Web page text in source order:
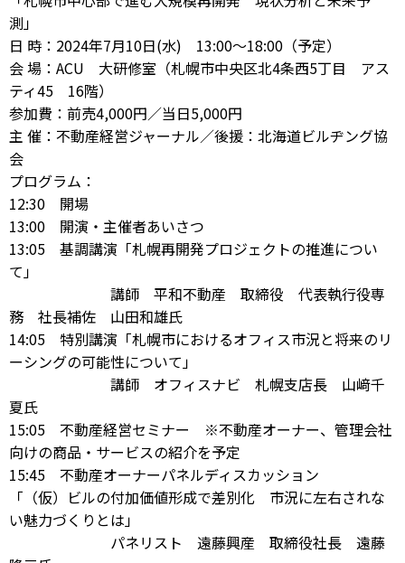
測」
日 時：2024年7月10日(水) 13:00～18:00（予定）
会 場： ACU 大研修室（札幌市中央区北4条西5丁目 アス
ティ45 16階）
参加費：前売4,000円／当日5,000円
主 催：不動産経営ジャーナル／後援：北海道ビルヂング協
会
プログラム：
12:30 開場
13:00 開演・主催者あいさつ
13:05 基調講演「札幌再開発プロジェクトの推進につい
て」
講師 平和不動産 取締役 代表執行役専
務 社長補佐 山田和雄氏
14:05 特別講演「札幌市におけるオフィス市況と将来のリ
ーシングの可能性について」
講師 オフィスナビ 札幌支店長 山﨑千
夏氏
15:05 不動産経営セミナー ※不動産オーナー、管理会社
向けの商品・サービスの紹介を予定
15:45 不動産オーナーパネルディスカッション
「（仮）ビルの付加価値形成で差別化 市況に左右されな
い魅力づくりとは」
パネリスト 遠藤興産 取締役社長 遠藤